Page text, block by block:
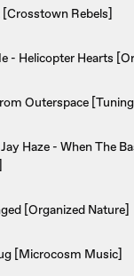
Rebels]
- Helicopter Hearts
Outerspace
Haze - When The
[Organized Nature]
[Microcosm Music]